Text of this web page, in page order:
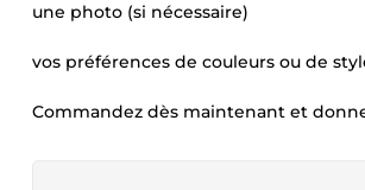
une photo (si nécessaire)
vos préférences de couleurs ou de
Commandez dès maintenant et